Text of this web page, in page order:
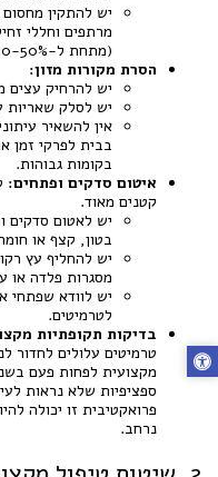
מרתפים וחללי
(מתחת ל-30-50%).
הסרת מקורות מזון:
יש להרחיק עצים
יש לסלק שאריות
אין להשאיר
בבית לפרקי זמן
בקומות גבוהות.
איטום סדקים ופתחים:
קטנים מאוד.
יש לאטום סדקים
בטון, קצף או
יש להחליף עץ
מסגרות פלדה או
יש לוודא שפתחי
לטרמיטים.
בדיקות תקופתיות
טרמיטים עלולים לחדור
מקצועית לפחות פעם
ספציפיות שלא נראות
פרואקטיבית זו יכולה
נרחב.